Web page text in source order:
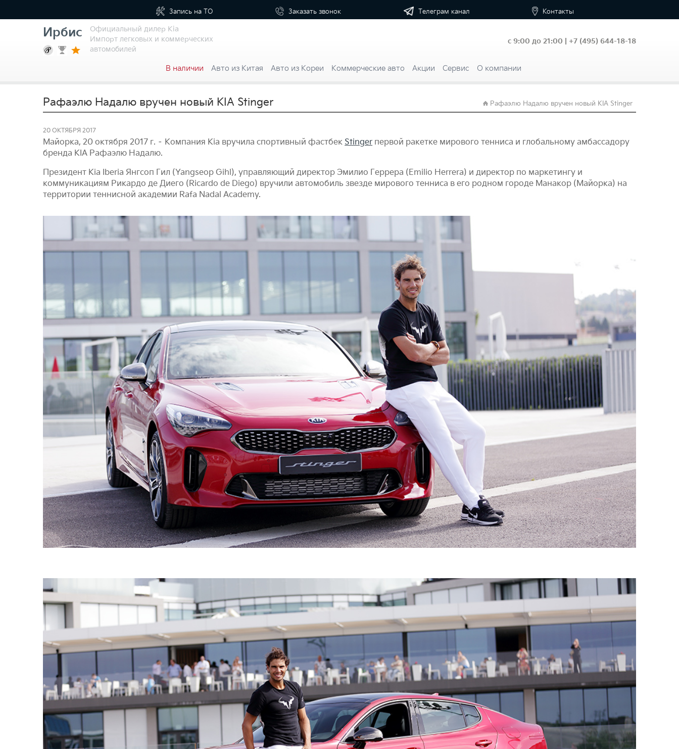
Запись на ТО Заказать звонок Телеграм канал Контакты
Ирбис
Официальный дилер Kia
Импорт легковых и коммерческих
автомобилей
с 9:00 до 21:00 | +7 (495) 644-18-18
В наличии Авто из Китая Авто из Кореи Коммерческие авто Акции Сервис О компании
Рафаэлю Надалю вручен новый KIA Stinger
Рафаэлю Надалю вручен новый KIA Stinger
20 ОКТЯБРЯ 2017
Майорка, 20 октября 2017 г. – Компания Kia вручила спортивный фастбек Stinger первой ракетке мирового тенниса и глобальному амбассадору
бренда KIA Рафаэлю Надалю.
Президент Kia Iberia Янгcоп Гил (Yangseop Gihl), управляющий директор Эмилио Геррера (Emilio Herrera) и директор по маркетингу и
коммуникациям Рикардо де Диего (Ricardo de Diego) вручили автомобиль звезде мирового тенниса в его родном городе Манакор (Майорка) на
территории теннисной академии Rafa Nadal Academy.